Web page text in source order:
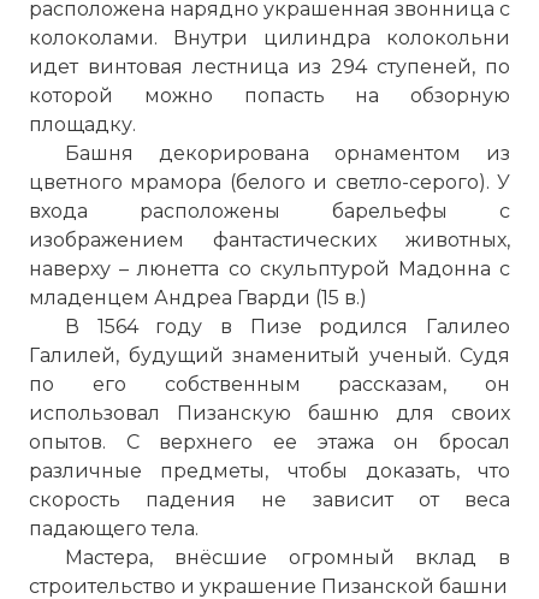
расположена нарядно украшенная звонница с
колоколами. Внутри цилиндра колокольни
идет винтовая лестница из 294 ступеней, по
которой можно попасть на обзорную
площадку.
Башня декорирована орнаментом из
цветного мрамора (белого и светло-серого). У
входа расположены барельефы с
изображением фантастических животных,
наверху – люнетта со скульптурой Мадонна с
младенцем Андреа Гварди (15 в.)
В 1564 году в Пизе родился Галилео
Галилей, будущий знаменитый ученый. Судя
по его собственным рассказам, он
использовал Пизанскую башню для своих
опытов. С верхнего ее этажа он бросал
различные предметы, чтобы доказать, что
скорость падения не зависит от веса
падающего тела.
Мастера, внёсшие огромный вклад в
строительство и украшение Пизанской башни